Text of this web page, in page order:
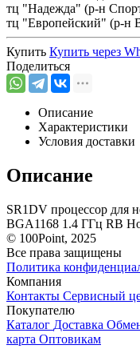
тц "Надежда" (р-н
тц "Европейский" (р-н
Купить Купить через
Поделиться
Описание
Характеристики
Условия доставки
Описание
SR1DV процессор для
BGA1168 1.4 ГГц RB
© 100Point, 2025
Все права защищены
Политика
Компания
Контакты Сервисный
Покупателю
Каталог Доставка
карта Оптовикам